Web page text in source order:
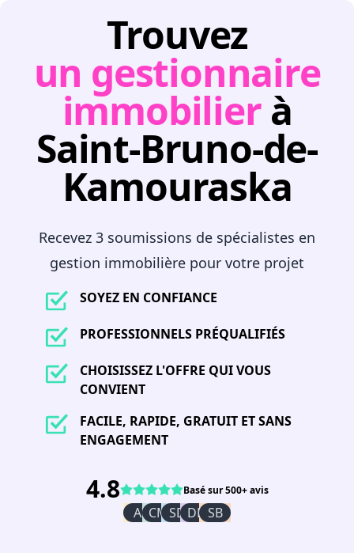
Trouvez
un gestionnaire
immobilier à
Saint-Bruno-de-
Kamouraska
Recevez 3 soumissions de spécialistes en
gestion immobilière pour votre projet
SOYEZ EN CONFIANCE
PROFESSIONNELS PRÉQUALIFIÉS
CHOISISSEZ L'OFFRE QUI VOUS
CONVIENT
FACILE, RAPIDE, GRATUIT ET SANS
ENGAGEMENT
4.8 Basé sur 500+ avis
AI CM SD DR SB